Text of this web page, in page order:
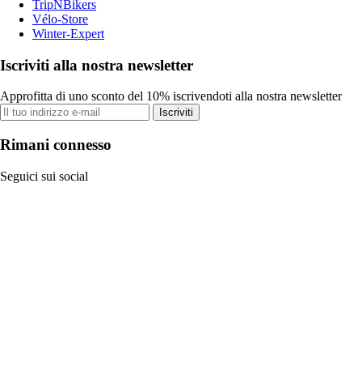
TripNBikers
Vélo-Store
Winter-Expert
Iscriviti alla nostra newsletter
Approfitta di uno sconto del 10% iscrivendoti alla nostra newsletter
Iscriviti
Rimani connesso
Seguici sui social